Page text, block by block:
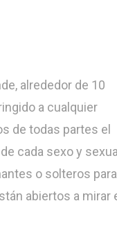
alrededor de 10
a cualquier
de todas partes el
cada sexo y sexual
o solteros para
abiertos a mirar